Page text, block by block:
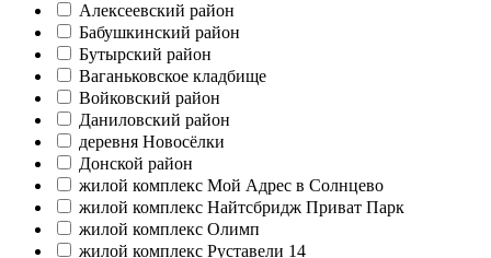
Алексеевский район
Бабушкинский район
Бутырский район
Ваганьковское кладбище
Войковский район
Даниловский район
деревня Новосёлки
Донской район
жилой комплекс Мой Адрес в Солнцево
жилой комплекс Найтсбридж Приват Парк
жилой комплекс Олимп
жилой комплекс Руставели 14